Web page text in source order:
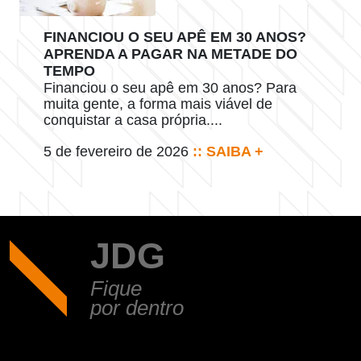
FINANCIOU O SEU APÊ EM 30 ANOS?
APRENDA A PAGAR NA METADE DO
TEMPO
Financiou o seu apê em 30 anos? Para
muita gente, a forma mais viável de
conquistar a casa própria....
5 de fevereiro de 2026 :: SAIBA +
JDG
Fique
por dentro